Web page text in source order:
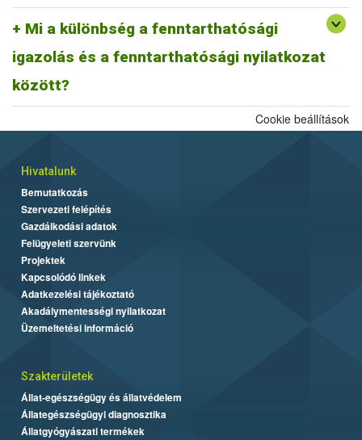
Mi a különbség a fenntarthatósági
igazolás és a fenntarthatósági nyilatkozat
között?
A fentiek alapján fenntarthatósági nyilatkozatnak minősül a
biomassza igazolás is, ahogyan egy ISCC farm nyilatkozat is,
más tagállami fenntarthatósági rendszer szerinti fenntarthatósági
dokumentum is.
Cookie beállítások
Hivatalunk
Bemutatkozás
Szervezeti felépítés
Gazdálkodási adatok
Felügyeleti szervünk
Projektek
Kapcsolódó linkek
Adatkezelési tájékoztató
Akadálymentességi nyilatkozat
Üzemeltetési információ
Szakterületek
Állat-egészségügy és állatvédelem
Állategészségügyi diagnosztika
Állatgyógyászati termékek